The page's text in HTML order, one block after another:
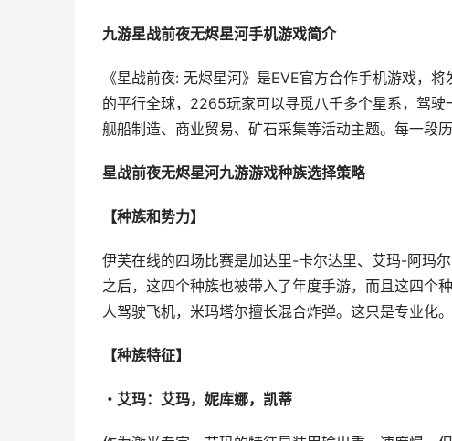
九游星战前夜无烬星河手机游戏简介
《星战前夜: 无烬星河》是EVE官方合作手机游戏，
的平行全球，2265玩家可以寻觅八千多个星系，驾
舰船制造、商业贸易、矿石采集等活动主题。每一段
星战前夜无烬星河九游游戏种族选择策略
【种族和势力】
伊芙在线的四场比赛是加达里-卡尔达里、艾玛-阿玛
之后，这四个种族也被带入了年度手游，而且这四个
人驾驶飞机，米玛塔尔擅长混合炸弹。这只是专业化。
【种族特征】
・艾玛：艾玛，妮库娜，凯蒂